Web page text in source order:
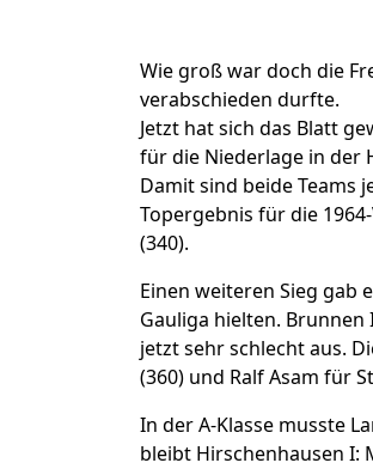
Wie groß war doch die
verabschieden durfte.
Jetzt hat sich das Blatt
für die Niederlage in der
Damit sind beide Teams
Topergebnis für die
(340).
Einen weiteren Sieg gab
Gauliga hielten.
jetzt sehr schlecht aus.
(360) und Ralf Asam für
In der A-Klasse musste
bleibt Hirschenhausen I: